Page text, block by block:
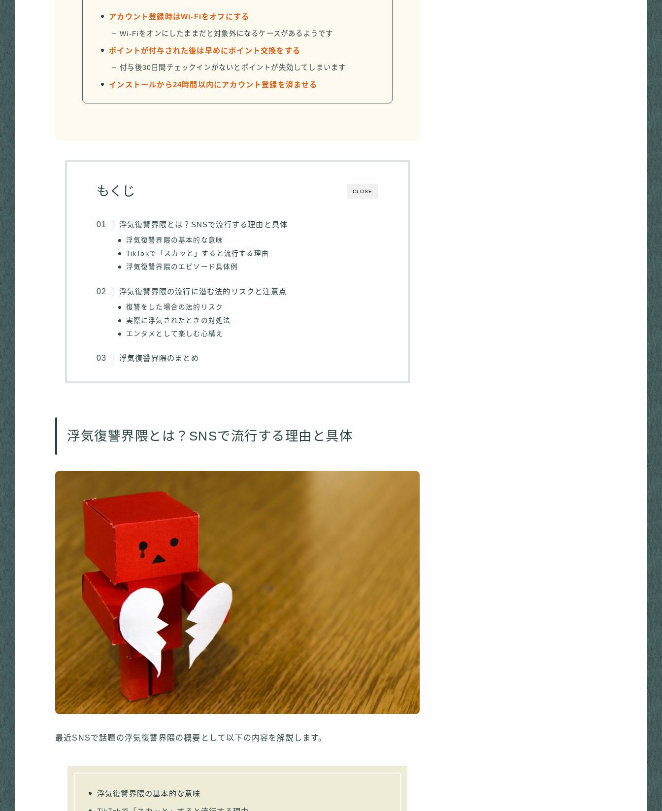
アカウント登録時はWi-Fiをオフにする
Wi-Fiをオンにしたままだと対象外になるケースがあるようです
ポイントが付与された後は早めにポイント交換をする
付与後30日間チェックインがないとポイントが失効してしまいます
インストールから24時間以内にアカウント登録を済ませる
CLOSE
もくじ
浮気復讐界隈とは？SNSで流行する理由と具体
浮気復讐界隈の基本的な意味
TikTokで「スカッと」すると流行する理由
浮気復讐界隈のエピソード具体例
浮気復讐界隈の流行に潜む法的リスクと注意点
復讐をした場合の法的リスク
実際に浮気されたときの対処法
エンタメとして楽しむ心構え
浮気復讐界隈のまとめ
浮気復讐界隈とは？SNSで流行する理由と具体
最近SNSで話題の浮気復讐界隈の概要として以下の内容を解説します。
浮気復讐界隈の基本的な意味